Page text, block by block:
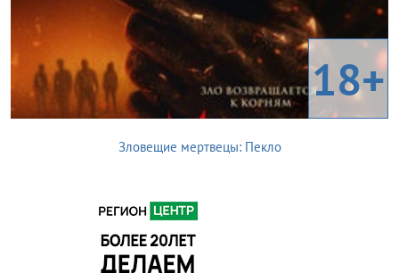
18+
Зловещие мертвецы: Пекло